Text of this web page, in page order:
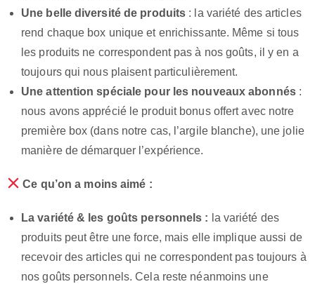
Une belle diversité de produits : la variété des articles
rend chaque box unique et enrichissante. Même si tous
les produits ne correspondent pas à nos goûts, il y en a
toujours qui nous plaisent particulièrement.
Une attention spéciale pour les nouveaux abonnés:
nous avons apprécié le produit bonus offert avec notre
première box (dans notre cas, l’argile blanche), une jolie
manière de démarquer l’expérience.
Ce qu’on a moins aimé :
La variété & les goûts personnels : la variété des
produits peut être une force, mais elle implique aussi de
recevoir des articles qui ne correspondent pas toujours à
nos goûts personnels. Cela reste néanmoins une